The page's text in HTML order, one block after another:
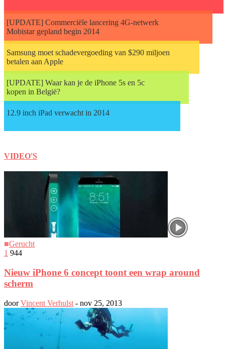
[UPDATE] Commerciële lancering 4G-netwerk
Mobistar gepland begin 2014
Samsung moet schadevergoeding van $290 miljoen
betalen aan Apple
[UPDATE] Waar kan je de iPhone 5s en 5c
kopen in België?
12.9 inch iPad verwacht in 2014
VIDEO'S
■Gerucht
1 944
Nieuw iPhone 6 concept toont een wrap around
scherm
doorVincent Verhulst - nov 25, 2013